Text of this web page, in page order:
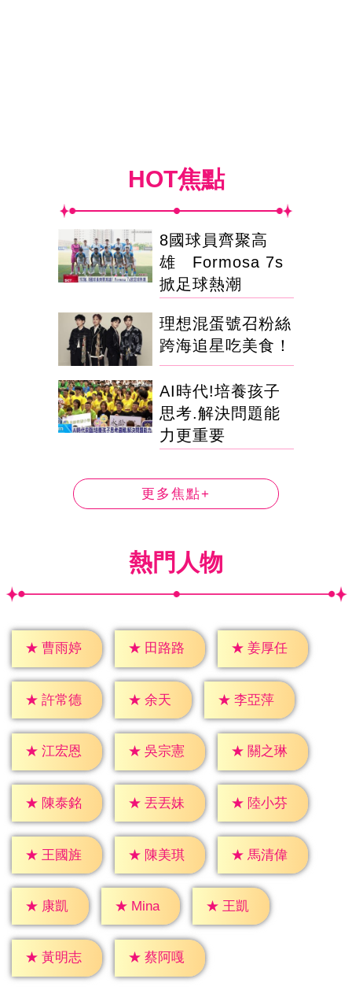
HOT焦點
8國球員齊聚高
雄 Formosa 7s
掀足球熱潮
理想混蛋號召粉絲
跨海追星吃美食！
AI時代!培養孩子
思考.解決問題能
力更重要
更多焦點+
熱門人物
★ 曹雨婷 ★ 田路路 ★ 姜厚任
★ 許常德 ★ 余天 ★ 李亞萍
★ 江宏恩 ★ 吳宗憲 ★ 關之琳
★ 陳泰銘 ★ 丟丟妹 ★ 陸小芬
★ 王國旌 ★ 陳美琪 ★ 馬清偉
★ 康凱 ★ Mina ★ 王凱
★ 黃明志 ★ 蔡阿嘎